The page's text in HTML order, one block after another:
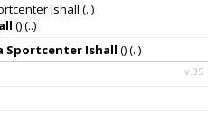
Ishall (..)
()(..)
Sportcenter Ishall ()(..)
v.35